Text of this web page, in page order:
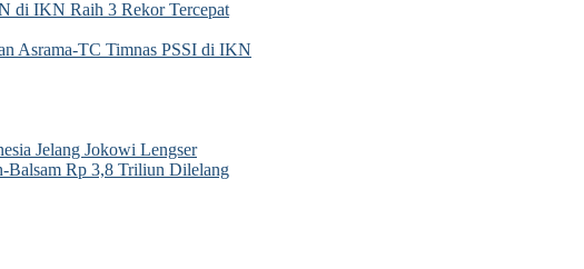
di IKN Raih 3 Rekor Tercepat
Asrama-TC Timnas PSSI di IKN
Jelang Jokowi Lengser
Balsam Rp 3,8 Triliun Dilelang